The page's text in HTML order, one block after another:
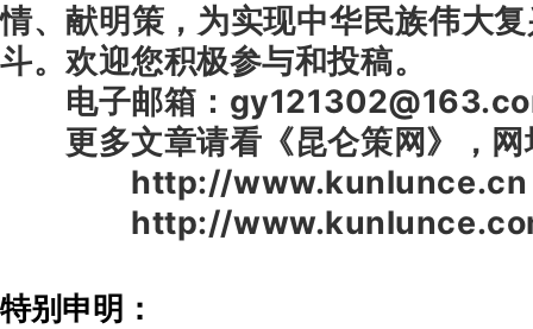
情、献明策，为实现中华民族伟大
斗。欢迎您积极参与和投稿。
电子邮箱：
更多文章请看《昆仑策网》，网
http://www.kunlunce.cn
http://
特别申明：